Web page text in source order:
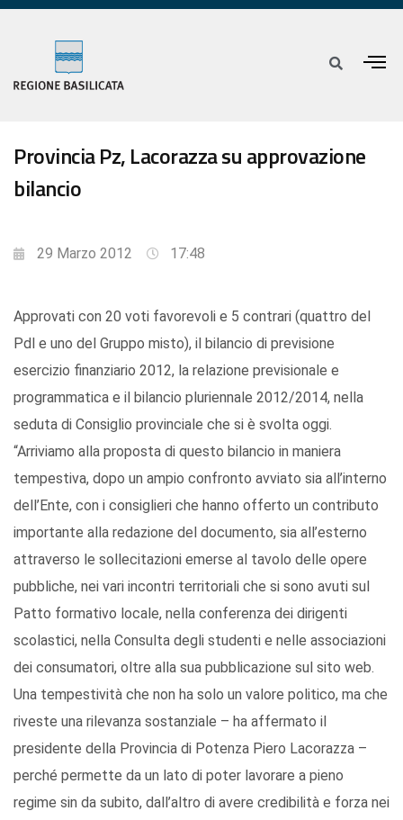
Provincia Pz, Lacorazza su approvazione
bilancio
29 Marzo 2012 17:48
Approvati con 20 voti favorevoli e 5 contrari (quattro del
Pdl e uno del Gruppo misto), il bilancio di previsione
esercizio finanziario 2012, la relazione previsionale e
programmatica e il bilancio pluriennale 2012/2014, nella
seduta di Consiglio provinciale che si è svolta oggi.
“Arriviamo alla proposta di questo bilancio in maniera
tempestiva, dopo un ampio confronto avviato sia all’interno
dell’Ente, con i consiglieri che hanno offerto un contributo
importante alla redazione del documento, sia all’esterno
attraverso le sollecitazioni emerse al tavolo delle opere
pubbliche, nei vari incontri territoriali che si sono avuti sul
Patto formativo locale, nella conferenza dei dirigenti
scolastici, nella Consulta degli studenti e nelle associazioni
dei consumatori, oltre alla sua pubblicazione sul sito web.
Una tempestività che non ha solo un valore politico, ma che
riveste una rilevanza sostanziale – ha affermato il
presidente della Provincia di Potenza Piero Lacorazza –
perché permette da un lato di poter lavorare a pieno
regime sin da subito, dall’altro di avere credibilità e forza nei